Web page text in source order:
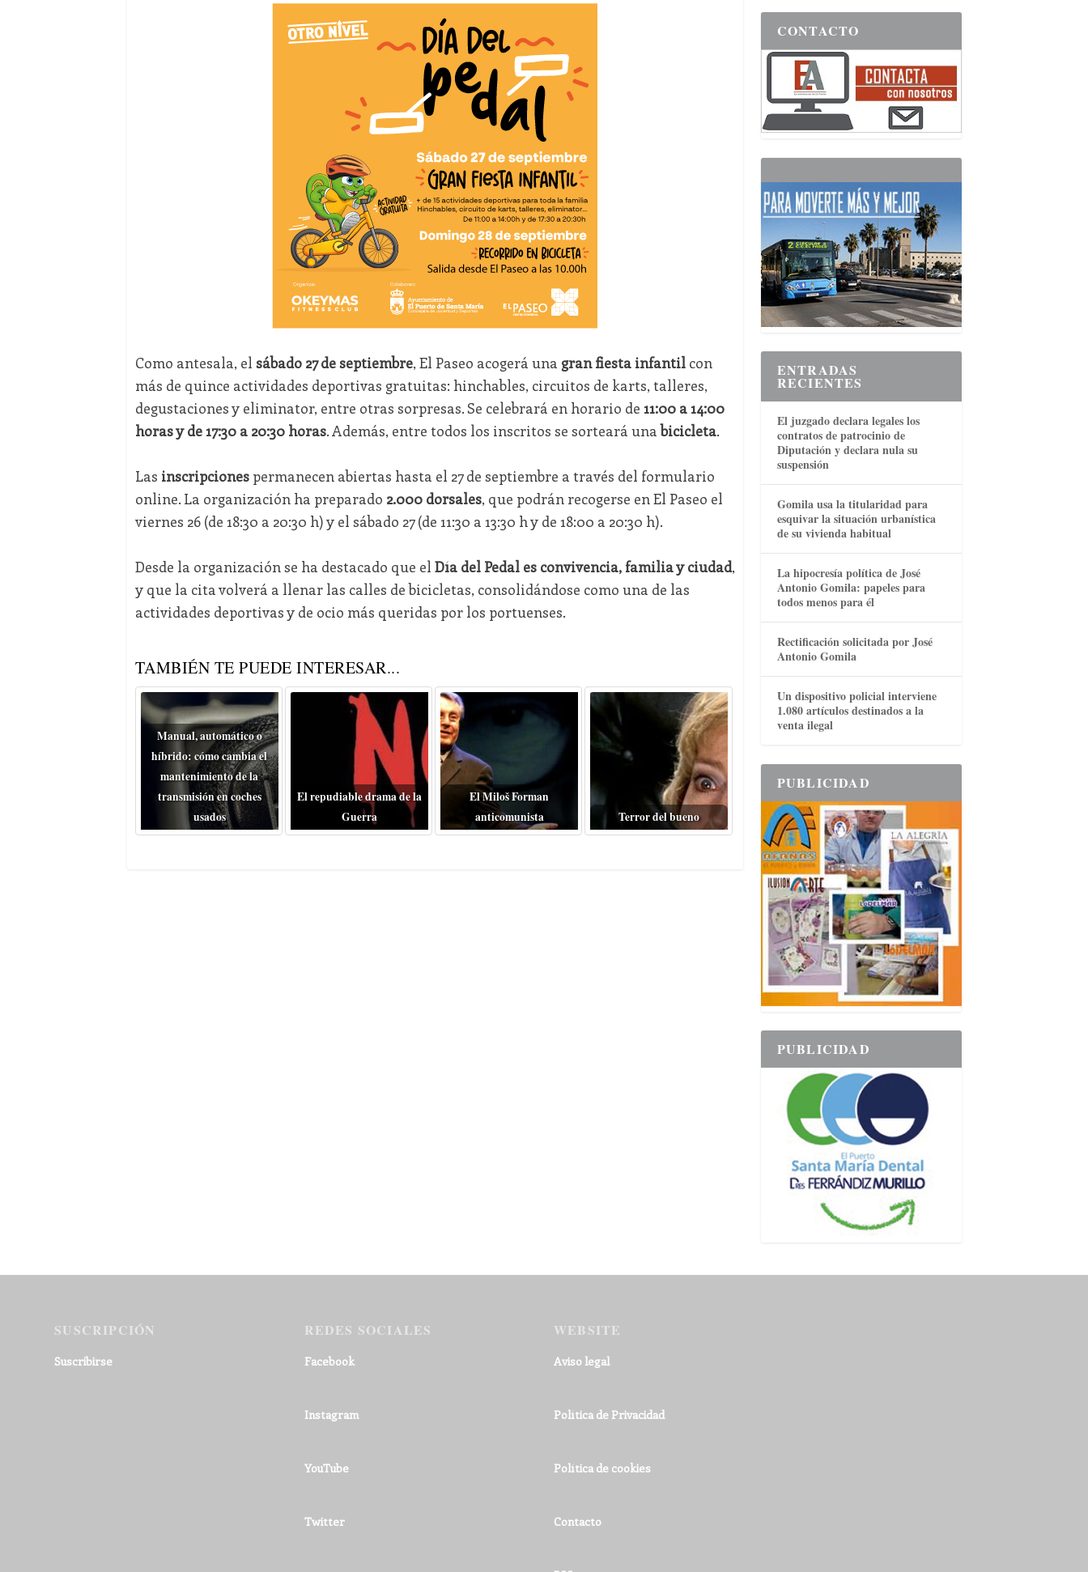
Como antesala, el sábado 27 de septiembre, El Paseo acogerá una gran fiesta infantilcon
más de quince actividades deportivas gratuitas: hinchables, circuitos de karts, talleres,
degustaciones y eliminator, entre otras sorpresas. Se celebrará en horario de 11:00 a 14:00
horas y de 17:30 a 20:30 horas. Además, entre todos los inscritos se sorteará unabicicleta.
Las inscripcionespermanecen abiertas hasta el 27 de septiembre a través del formulario
online. La organización ha preparado 2.000 dorsales, que podrán recogerse en El Paseo el
viernes 26 (de 18:30 a 20:30 h) y el sábado 27 (de 11:30 a 13:30 h y de 18:00 a 20:30 h).
Desde la organización se ha destacado que el Día del Pedal es convivencia, familia y ciudad,
y que la cita volverá a llenar las calles de bicicletas, consolidándose como una de las
actividades deportivas y de ocio más queridas por los portuenses.
TAMBIÉN TE PUEDE INTERESAR...
Manual, automático o
híbrido: cómo cambia el
mantenimiento de la
transmisión en coches
usados
El repudiable drama de la
Guerra
El Miloš Forman
anticomunista
Terror del bueno
CONTACTO
ENTRADAS
RECIENTES
El juzgado declara legales los
contratos de patrocinio de
Diputación y declara nula su
suspensión
Gomila usa la titularidad para
esquivar la situación urbanística
de su vivienda habitual
La hipocresía política de José
Antonio Gomila: papeles para
todos menos para él
Rectificación solicitada por José
Antonio Gomila
Un dispositivo policial interviene
1.080 artículos destinados a la
venta ilegal
PUBLICIDAD
PUBLICIDAD
SUSCRIPCIÓN
Suscribirse
REDES SOCIALES
Facebook
Instagram
YouTube
Twitter
WEBSITE
Aviso legal
Política de Privacidad
Política de cookies
Contacto